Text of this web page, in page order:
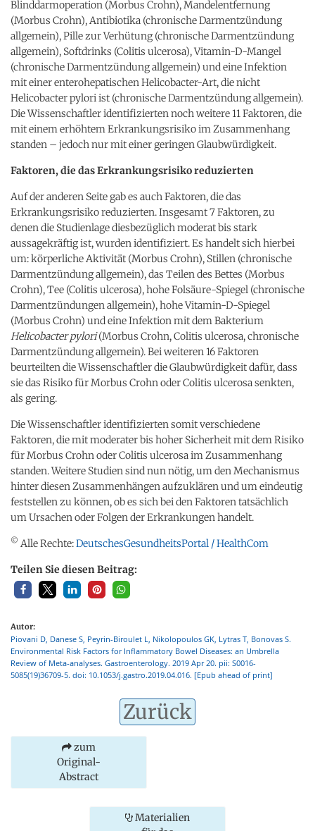
Blinddarmoperation (Morbus Crohn), Mandelentfernung
(Morbus Crohn), Antibiotika (chronische Darmentzündung
allgemein), Pille zur Verhütung (chronische Darmentzündung
allgemein), Softdrinks (Colitis ulcerosa), Vitamin-D-Mangel
(chronische Darmentzündung allgemein) und eine Infektion
mit einer enterohepatischen Helicobacter-Art, die nicht
Helicobacter pylori ist (chronische Darmentzündung allgemein).
Die Wissenschaftler identifizierten noch weitere 11 Faktoren, die
mit einem erhöhtem Erkrankungsrisiko im Zusammenhang
standen – jedoch nur mit einer geringen Glaubwürdigkeit.
Faktoren, die das Erkrankungsrisiko reduzierten
Auf der anderen Seite gab es auch Faktoren, die das
Erkrankungsrisiko reduzierten. Insgesamt 7 Faktoren, zu
denen die Studienlage diesbezüglich moderat bis stark
aussagekräftig ist, wurden identifiziert. Es handelt sich hierbei
um: körperliche Aktivität (Morbus Crohn), Stillen (chronische
Darmentzündung allgemein), das Teilen des Bettes (Morbus
Crohn), Tee (Colitis ulcerosa), hohe Folsäure-Spiegel (chronische
Darmentzündungen allgemein), hohe Vitamin-D-Spiegel
(Morbus Crohn) und eine Infektion mit dem Bakterium
Helicobacter pylori(Morbus Crohn, Colitis ulcerosa, chronische
Darmentzündung allgemein). Bei weiteren 16 Faktoren
beurteilten die Wissenschaftler die Glaubwürdigkeit dafür, dass
sie das Risiko für Morbus Crohn oder Colitis ulcerosa senkten,
als gering.
Die Wissenschaftler identifizierten somit verschiedene
Faktoren, die mit moderater bis hoher Sicherheit mit dem Risiko
für Morbus Crohn oder Colitis ulcerosa im Zusammenhang
standen. Weitere Studien sind nun nötig, um den Mechanismus
hinter diesen Zusammenhängen aufzuklären und um eindeutig
feststellen zu können, ob es sich bei den Faktoren tatsächlich
um Ursachen oder Folgen der Erkrankungen handelt.
© Alle Rechte:DeutschesGesundheitsPortal / HealthCom
Teilen Sie diesen Beitrag:
Autor:
Piovani D, Danese S, Peyrin-Biroulet L, Nikolopoulos GK, Lytras T, Bonovas S.
Environmental Risk Factors for Inflammatory Bowel Diseases: an Umbrella
Review of Meta-analyses. Gastroenterology. 2019 Apr 20. pii: S0016-
5085(19)36709-5. doi: 10.1053/j.gastro.2019.04.016. [Epub ahead of print]
Zurück
zum
Original-
Abstract
Materialien